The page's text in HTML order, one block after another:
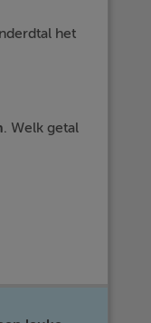
het
. Welk getal